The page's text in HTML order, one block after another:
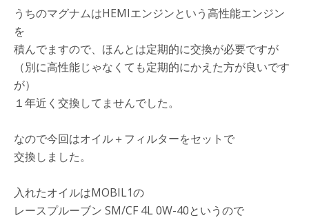
うちのマグナムはHEMIエンジンという高性能エンジン
を
積んでますので、ほんとは定期的に交換が必要ですが
（別に高性能じゃなくても定期的にかえた方が良いです
が）
１年近く交換してませんでした。
なので今回はオイル＋フィルターをセットで
交換しました。
入れたオイルはMOBIL1の
レースプルーブン SM/CF 4L 0W-40というので